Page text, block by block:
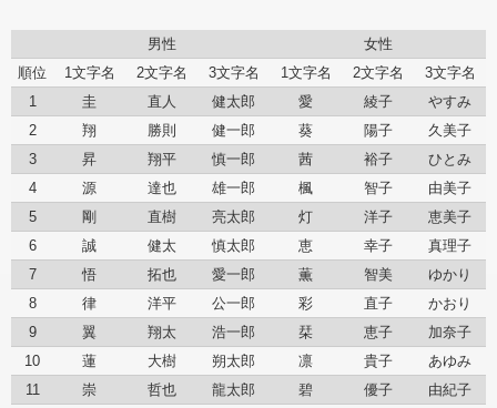
男性
女性
順位
1文字名 2文字名 3文字名 1文字名 2文字名
3文字名
1
圭 直人 健太郎 愛 綾子
やすみ
2
翔 勝則 健一郎 葵 陽子
久美子
3
昇 翔平 慎一郎 茜 裕子
ひとみ
4
源 達也 雄一郎 楓 智子
由美子
5
剛 直樹 亮太郎 灯 洋子
恵美子
6
誠 健太 慎太郎 恵 幸子
真理子
7
悟 拓也 愛一郎 薫 智美
ゆかり
8
律 洋平 公一郎 彩 直子
かおり
9
翼 翔太 浩一郎 栞 恵子
加奈子
10
蓮 大樹 朔太郎 凛 貴子
あゆみ
11
崇 哲也 龍太郎 碧 優子
由紀子